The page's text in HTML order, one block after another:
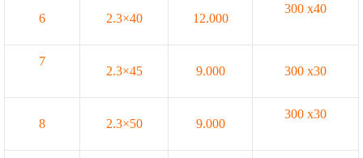
6 2.3×40 12.000
300 x40
7
2.3×45 9.000 300 x30
8 2.3×50 9.000
300 x30